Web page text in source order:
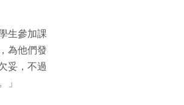
生參加課
為他們發
妥，不過
」